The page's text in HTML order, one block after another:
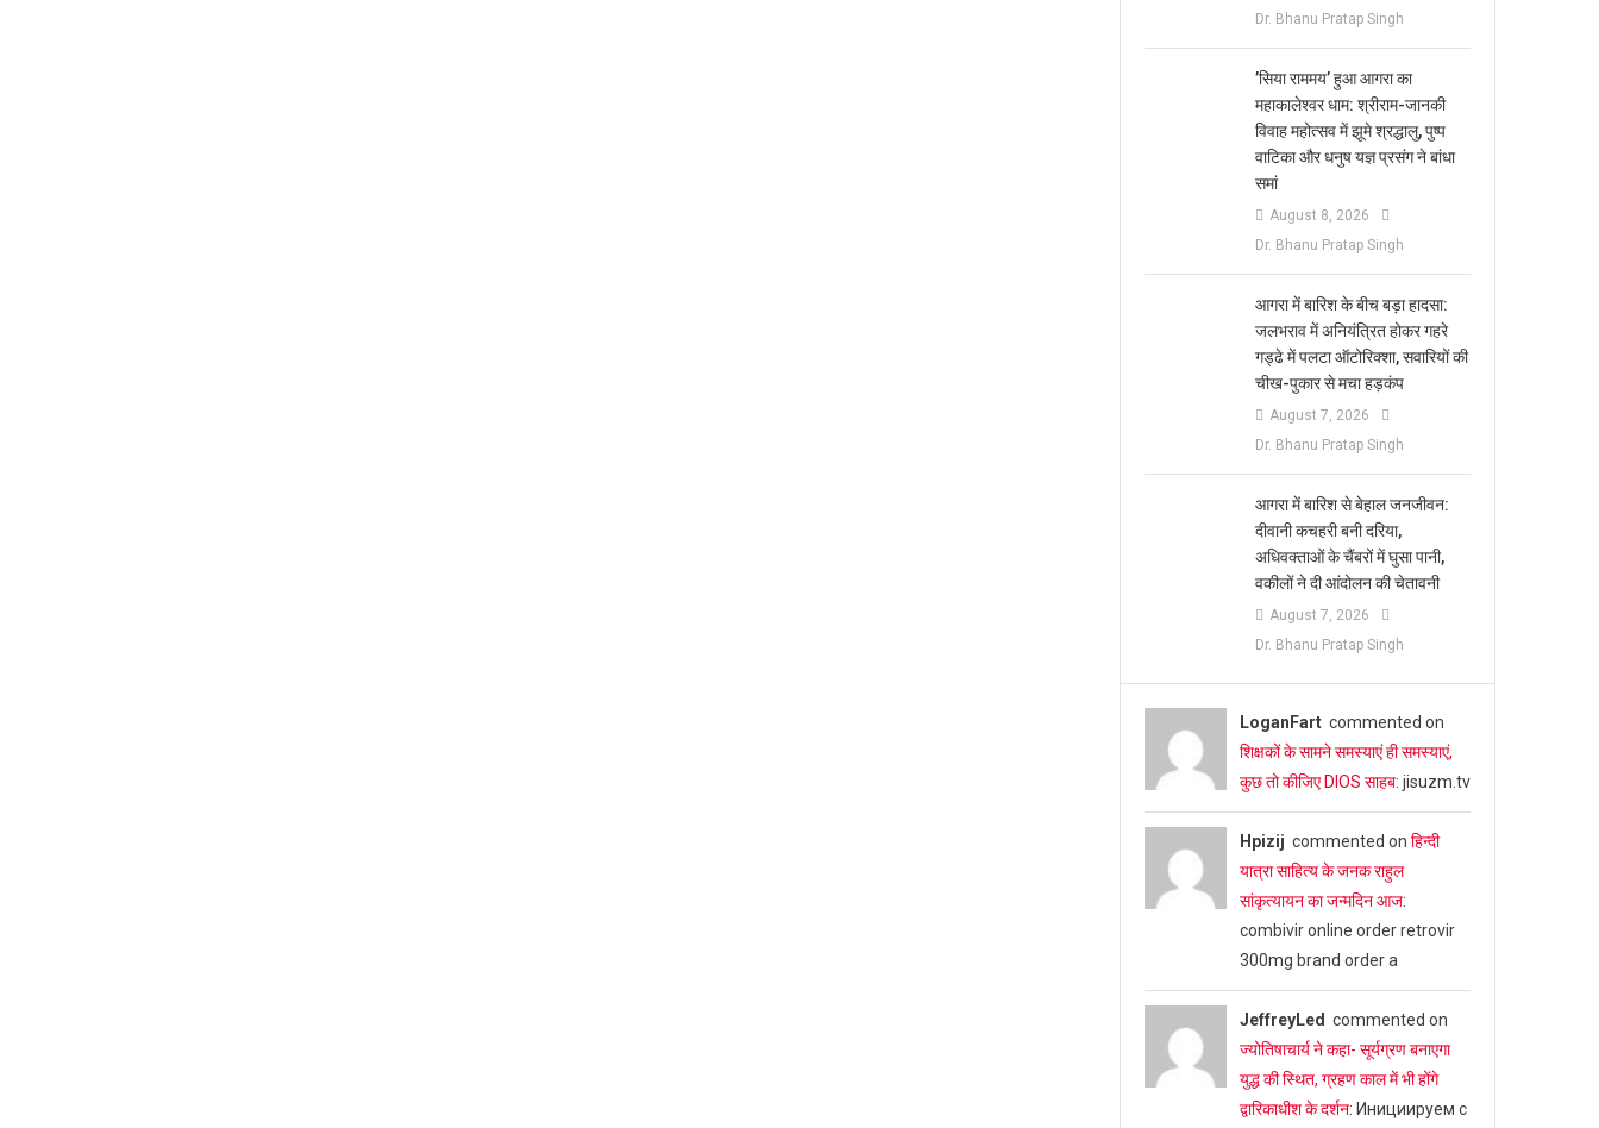
Dr. Bhanu Pratap Singh
​’सिया राममय’ हुआ आगरा का
महाकालेश्वर धाम: श्रीराम-जानकी
विवाह महोत्सव में झूमे श्रद्धालु, पुष्प
वाटिका और धनुष यज्ञ प्रसंग ने बांधा
समां
August 8, 2026
Dr. Bhanu Pratap Singh
आगरा में बारिश के बीच बड़ा हादसा:
जलभराव में अनियंत्रित होकर गहरे
गड्ढे में पलटा ऑटोरिक्शा, सवारियों की
चीख-पुकार से मचा हड़कंप
August 7, 2026
Dr. Bhanu Pratap Singh
आगरा में बारिश से बेहाल जनजीवन:
दीवानी कचहरी बनी दरिया,
अधिवक्ताओं के चैंबरों में घुसा पानी,
वकीलों ने दी आंदोलन की चेतावनी
August 7, 2026
Dr. Bhanu Pratap Singh
LoganFartcommented on
शिक्षकों के सामने समस्याएं ही समस्याएं,
कुछ तो कीजिए DIOS साहब: jisuzm.tv
Hpizij commented on हिन्दी
यात्रा साहित्य के जनक राहुल
सांकृत्यायन का जन्‍मदिन आज:
combivir online order retrovir
300mg brand order a
JeffreyLed commented on
ज्योतिषाचार्य ने कहा- सूर्यग्रण बनाएगा
युद्ध की स्थित, ग्रहण काल में भी होंगे
द्वारिकाधीश के दर्शन: Инициируем с